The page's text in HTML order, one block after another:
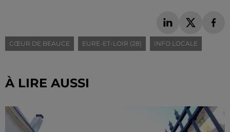
CŒUR DE BEAUCE EURE-ET-LOIR (28) INFO LOCALE
À LIRE AUSSI